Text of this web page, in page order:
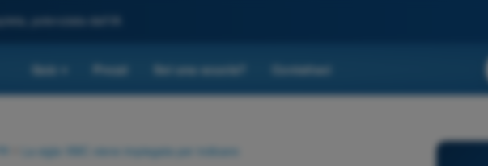
potenziata dall'IA
Quiz Prezzi Sei una scuola? Contattaci
La sigla VMC viene impiegata per indicare: